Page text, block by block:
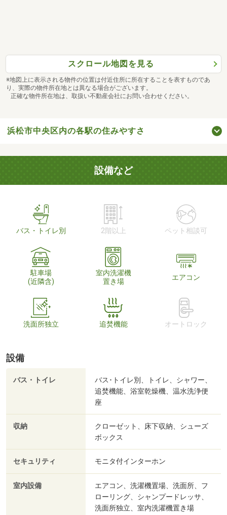
スクロール地図を見る
※地図上に表示される物件の位置は付近住所に所在することを表すものであ
り、実際の物件所在地とは異なる場合がございます。
正確な物件所在地は、取扱い不動産会社にお問い合わせください。
浜松市中央区内の各駅の住みやすさ
設備など
バス・トイレ別 2階以上 ペット相談可
駐車場
(近隣含)
室内洗濯機
置き場
エアコン
洗面所独立 追焚機能 オートロック
設備
バス・トイレ
バス･トイレ別、トイレ、シャワー、
追焚機能、浴室乾燥機、温水洗浄便
座
収納
クローゼット、床下収納、シューズ
ボックス
セキュリティ モニタ付インターホン
室内設備
エアコン、洗濯機置場、洗面所、フ
ローリング、シャンプードレッサ、
洗面所独立、室内洗濯機置き場